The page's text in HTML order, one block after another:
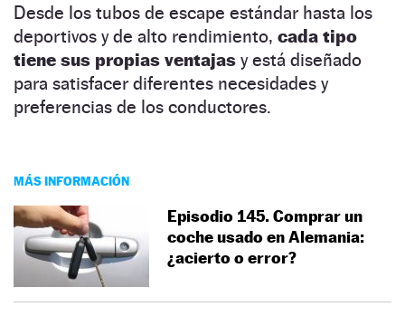
Desde los tubos de escape estándar hasta los
deportivos y de alto rendimiento, cada tipo
tiene sus propias ventajas y está diseñado
para satisfacer diferentes necesidades y
preferencias de los conductores.
MÁS INFORMACIÓN
Episodio 145. Comprar un
coche usado en Alemania:
¿acierto o error?